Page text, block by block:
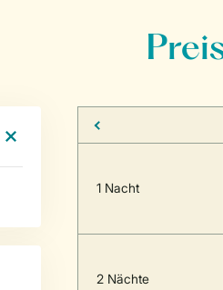
1 Nacht
2 Nächte